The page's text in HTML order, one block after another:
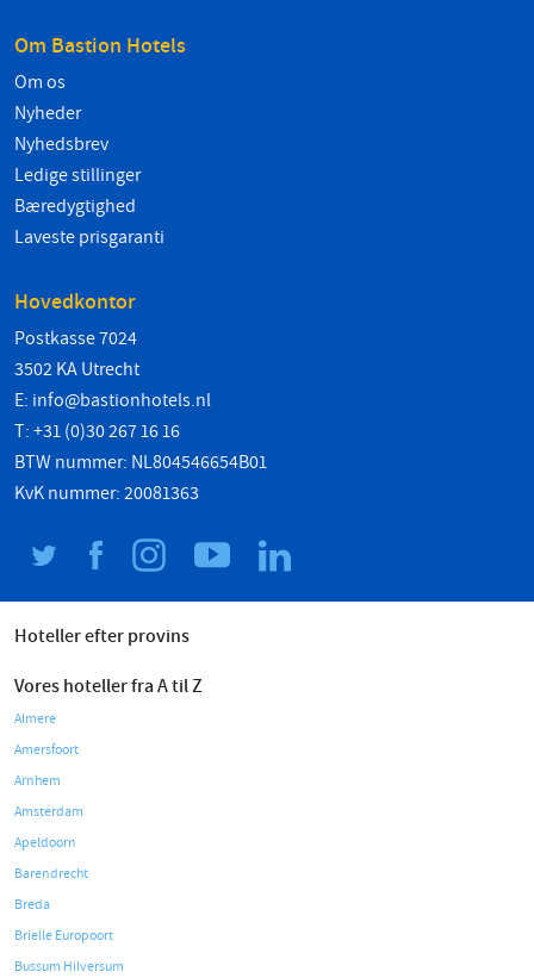
Om Bastion Hotels
Om os
Nyheder
Nyhedsbrev
Ledige stillinger
Bæredygtighed
Laveste prisgaranti
Hovedkontor
Postkasse 7024
3502 KA Utrecht
E: info@bastionhotels.nl
T: +31 (0)30 267 16 16
BTW nummer: NL804546654B01
KvK nummer: 20081363
Hoteller efter provins
Vores hoteller fra A til Z
Almere
Amersfoort
Arnhem
Amsterdam
Apeldoorn
Barendrecht
Breda
Brielle Europoort
Bussum Hilversum